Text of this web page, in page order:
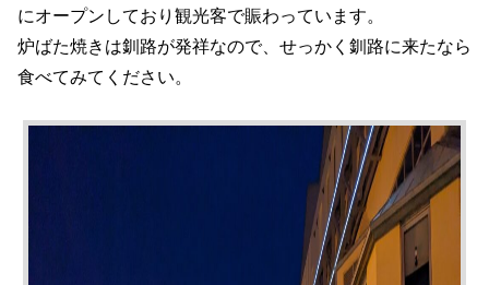
にオープンしており観光客で賑わっています。
炉ばた焼きは釧路が発祥なので、せっかく釧路に来たなら
食べてみてください。